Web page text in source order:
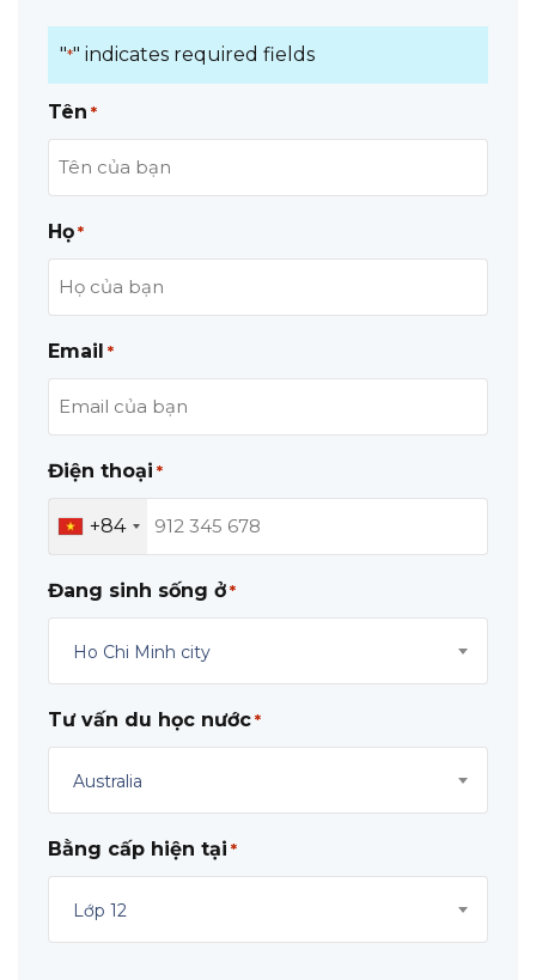
"*" indicates required fields
Tên *
Họ *
Email *
Điện thoại *
+84
Đang sinh sống ở *
Ho Chi Minh city
Tư vấn du học nước *
Australia
Bằng cấp hiện tại *
Lớp 12